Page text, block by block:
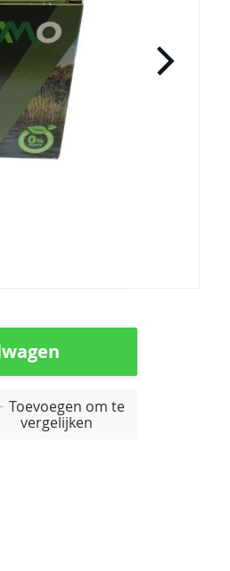
Toevoegen om te
vergelijken